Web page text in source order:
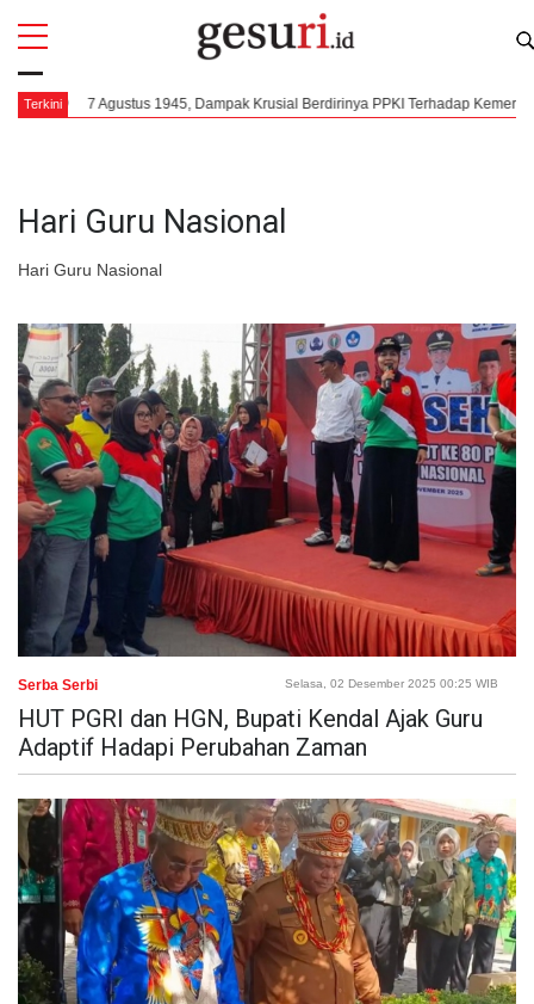
Terkini
7 Agustus 1945, Dampak Krusial Berdirinya PPKI Terhadap Kemerdekaan
Hari Guru Nasional
Hari Guru Nasional
All
Serba Serbi Selasa, 02 Desember 2025 00:25 WIB
HUT PGRI dan HGN, Bupati Kendal Ajak Guru
Adaptif Hadapi Perubahan Zaman